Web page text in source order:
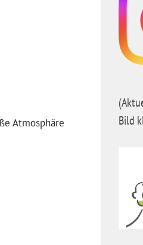
Atmosphäre
Bild